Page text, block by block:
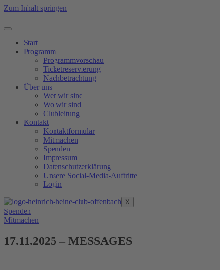
Zum Inhalt springen
Start
Programm
Programmvorschau
Ticketreservierung
Nachbetrachtung
Über uns
Wer wir sind
Wo wir sind
Clubleitung
Kontakt
Kontaktformular
Mitmachen
Spenden
Impressum
Datenschutzerklärung
Unsere Social-Media-Auftritte
Login
X
Spenden
Mitmachen
17.11.2025 – MESSAGES